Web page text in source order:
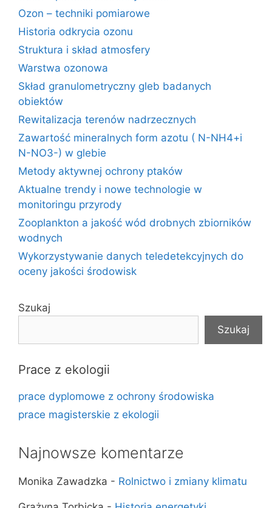
Ozon – techniki pomiarowe
Historia odkrycia ozonu
Struktura i skład atmosfery
Warstwa ozonowa
Skład granulometryczny gleb badanych
obiektów
Rewitalizacja terenów nadrzecznych
Zawartość mineralnych form azotu ( N-NH4+i
N-NO3-) w glebie
Metody aktywnej ochrony ptaków
Aktualne trendy i nowe technologie w
monitoringu przyrody
Zooplankton a jakość wód drobnych zbiorników
wodnych
Wykorzystywanie danych teledetekcyjnych do
oceny jakości środowisk
Szukaj
Szukaj
Prace z ekologii
prace dyplomowe z ochrony środowiska
prace magisterskie z ekologii
Najnowsze komentarze
Monika Zawadzka - Rolnictwo i zmiany klimatu